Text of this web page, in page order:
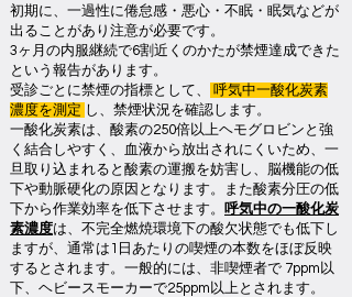
初期に、一過性に倦怠感・悪心・不眠・眠気などが
出ることがあり注意が必要です。
3ヶ月の内服継続で6割近くのかたが禁煙達成できた
という報告があります。
受診ごとに禁煙の指標として、
呼気中一酸化炭素
濃度を測定 し、禁煙状況を確認します。
一酸化炭素は、酸素の250倍以上ヘモグロビンと強
く結合しやすく、血液から放出されにくいため、一
旦取り込まれると酸素の運搬を妨害し、脳機能の低
下や動脈硬化の原因となります。また酸素分圧の低
下から作業効率を低下させます。 呼気中の一酸化炭
素濃度は、不完全燃焼環境下の酸欠状態でも低下し
ますが、通常は1日あたりの喫煙の本数をほぼ反映
するとされます。一般的には、非喫煙者で 7ppm以
下、ヘビースモーカーで25ppm以上とされます。